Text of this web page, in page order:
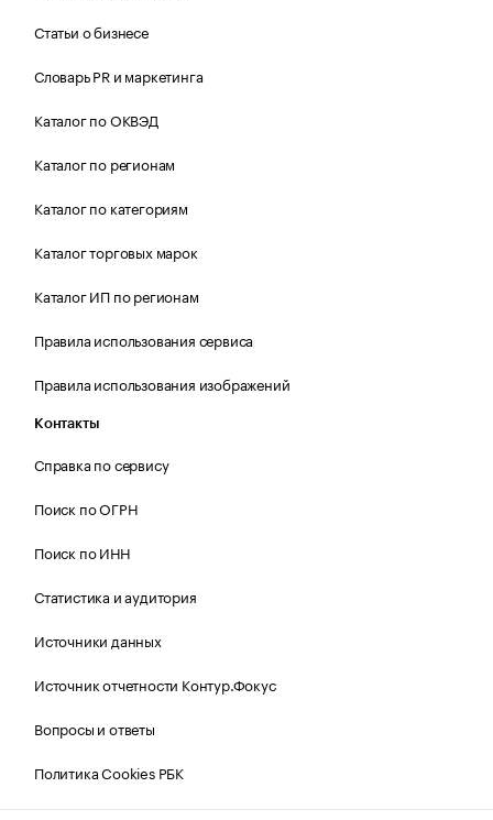
Статьи о бизнесе
Словарь PR и маркетинга
Каталог по ОКВЭД
Каталог по регионам
Каталог по категориям
Каталог торговых марок
Каталог ИП по регионам
Правила использования сервиса
Правила использования изображений
Контакты
Справка по сервису
Поиск по ОГРН
Поиск по ИНН
Статистика и аудитория
Источники данных
Источник отчетности Контур.Фокус
Вопросы и ответы
Политика Cookies РБК